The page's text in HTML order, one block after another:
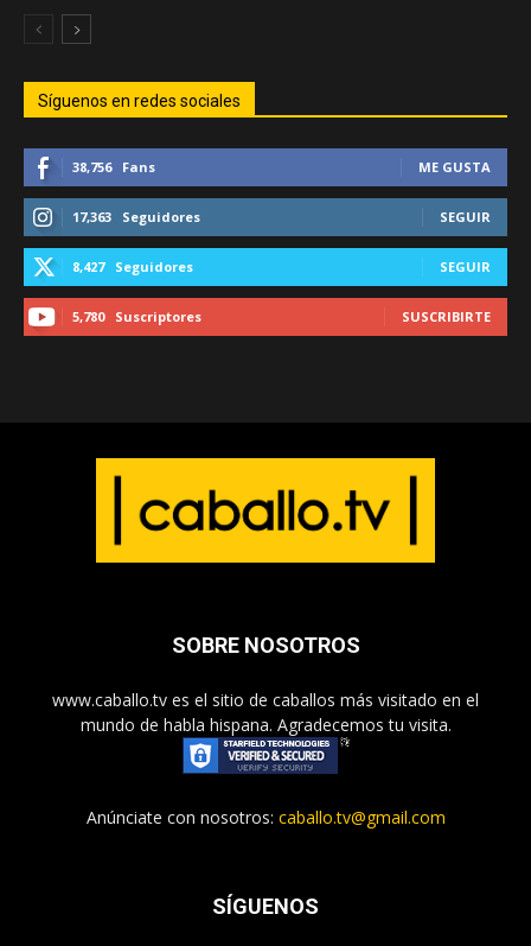
Síguenos en redes sociales
38,756 Fans ME GUSTA
17,363 Seguidores SEGUIR
8,427 Seguidores SEGUIR
5,780 Suscriptores SUSCRIBIRTE
SOBRE NOSOTROS
www.caballo.tv es el sitio de caballos más visitado en el
mundo de habla hispana. Agradecemos tu visita.
Anúnciate con nosotros: caballo.tv@gmail.com
SÍGUENOS